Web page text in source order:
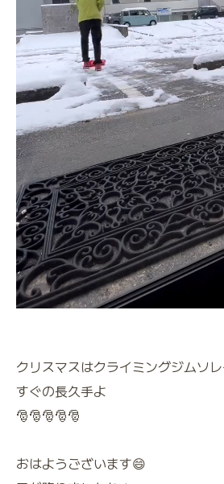
クリスマスはクライミングジムソ
すぐの長久手よ
🎅🎅🎅🎅🎅
おはようございます😄